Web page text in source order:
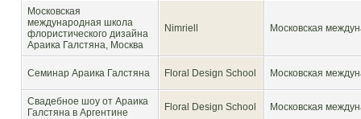
Московская
международная школа
флористического дизайна
Араика Галстяна, Москва
Nimriell Московская
Cеминар Араика Галстяна Floral Design School Московская
Свадебное шоу от Араика
Галстяна в Аргентине
Floral Design School Московская